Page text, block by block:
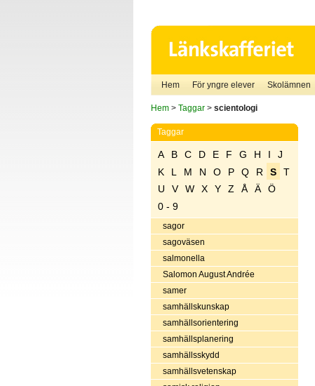
Hem För yngre elever Skolämnen
Hem> Taggar> scientologi
Taggar
A B C D E F G H I
J
K
L M N O P Q R S
T
U
V W X Y Z Å Ä
Ö
0 - 9
sagor
sagoväsen
salmonella
Salomon August Andrée
samer
samhällskunskap
samhällsorientering
samhällsplanering
samhällsskydd
samhällsvetenskap